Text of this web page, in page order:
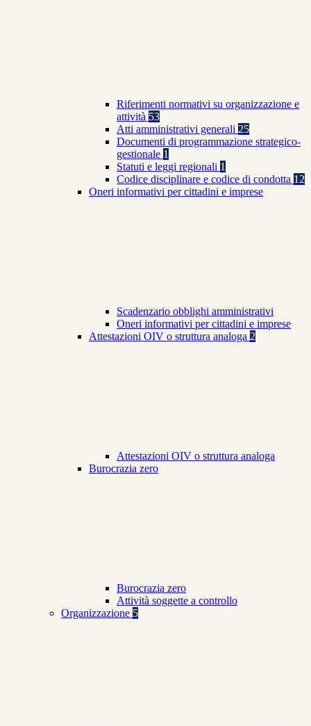
Riferimenti normativi su organizzazione e
attività 53
Atti amministrativi generali 25
Documenti di programmazione strategico-
gestionale 1
Statuti e leggi regionali 1
Codice disciplinare e codice di condotta 12
Oneri informativi per cittadini e imprese
Scadenzario obblighi amministrativi
Oneri informativi per cittadini e imprese
Attestazioni OIV o struttura analoga 2
Attestazioni OIV o struttura analoga
Burocrazia zero
Burocrazia zero
Attività soggette a controllo
Organizzazione 5